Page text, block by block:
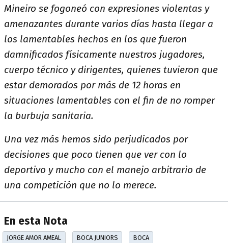
Mineiro se fogoneó con expresiones violentas y
amenazantes durante varios días hasta llegar a
los lamentables hechos en los que fueron
damnificados físicamente nuestros jugadores,
cuerpo técnico y dirigentes, quienes tuvieron que
estar demorados por más de 12 horas en
situaciones lamentables con el fin de no romper
la burbuja sanitaria.
Una vez más hemos sido perjudicados por
decisiones que poco tienen que ver con lo
deportivo y mucho con el manejo arbitrario de
una competición que no lo merece.
En esta Nota
JORGE AMOR AMEAL BOCA JUNIORS BOCA